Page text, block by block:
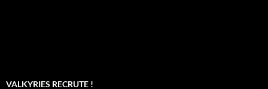
VALKYRIES RECRUTE !